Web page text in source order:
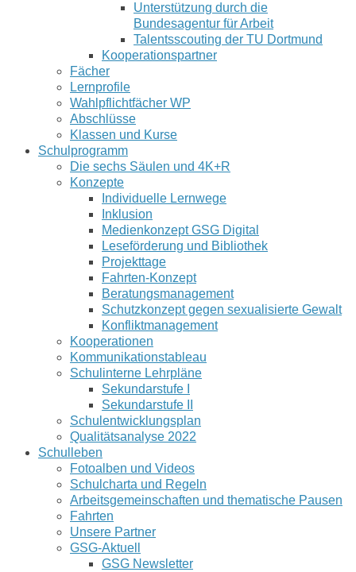
Unterstützung durch die
Bundesagentur für Arbeit
Talentsscouting der TU Dortmund
Kooperationspartner
Fächer
Lernprofile
Wahlpflichtfächer WP
Abschlüsse
Klassen und Kurse
Schulprogramm
Die sechs Säulen und 4K+R
Konzepte
Individuelle Lernwege
Inklusion
Medienkonzept GSG Digital
Leseförderung und Bibliothek
Projekttage
Fahrten-Konzept
Beratungsmanagement
Schutzkonzept gegen sexualisierte Gewalt
Konfliktmanagement
Kooperationen
Kommunikationstableau
Schulinterne Lehrpläne
Sekundarstufe I
Sekundarstufe II
Schulentwicklungsplan
Qualitätsanalyse 2022
Schulleben
Fotoalben und Videos
Schulcharta und Regeln
Arbeitsgemeinschaften und thematische Pausen
Fahrten
Unsere Partner
GSG-Aktuell
GSG Newsletter